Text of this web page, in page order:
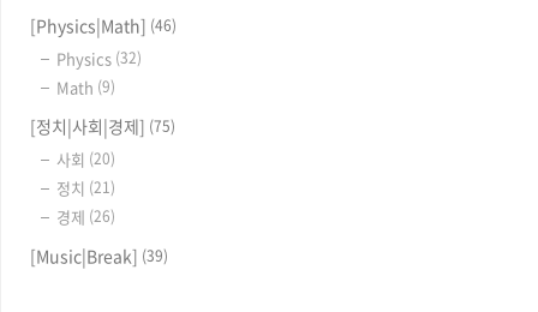
[Physics|Math] (46)
Physics (32)
Math (9)
[정치|사회|경제] (75)
사회 (20)
정치 (21)
경제 (26)
[Music|Break] (39)